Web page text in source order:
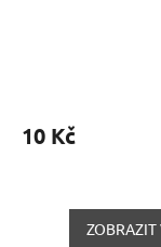
10 Kč
ZOBRAZIT